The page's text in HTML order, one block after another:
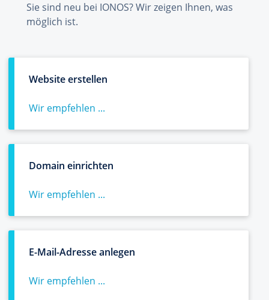
Sie sind neu bei IONOS? Wir zeigen Ihnen, was
möglich ist.
Website erstellen
Wir empfehlen ...
Domain einrichten
Wir empfehlen ...
E-Mail-Adresse anlegen
Wir empfehlen ...